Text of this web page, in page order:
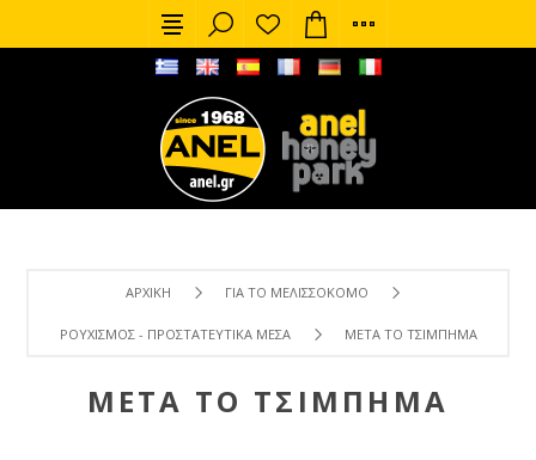
ΑΡΧΙΚΉ ΓΙΑ ΤΟ ΜΕΛΙΣΣΟΚΌΜΟ
ΡΟΥΧΙΣΜΌΣ - ΠΡΟΣΤΑΤΕΥΤΙΚΆ ΜΈΣΑ ΜΕΤΆ ΤΟ ΤΣΊΜΠΗΜΑ
ΜΕΤΆ ΤΟ ΤΣΊΜΠΗΜΑ